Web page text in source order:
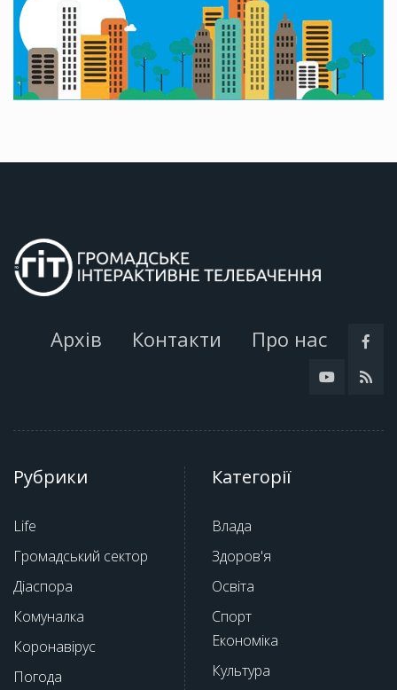
Архів Контакти Про нас
Рубрики
Life
Громадський сектор
Діаспора
Комуналка
Коронавірус
Погода
Категорії
Влада
Здоров'я
Освіта
Спорт
Економіка
Культура